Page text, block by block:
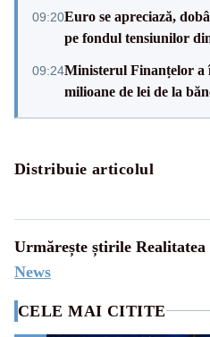
09:20Euro se apreciază,
pe fondul tensiunilor
09:24Ministerul Finanțelor a
milioane de lei de la
Distribuie articolul
Urmărește știrile
News
CELE MAI CITITE